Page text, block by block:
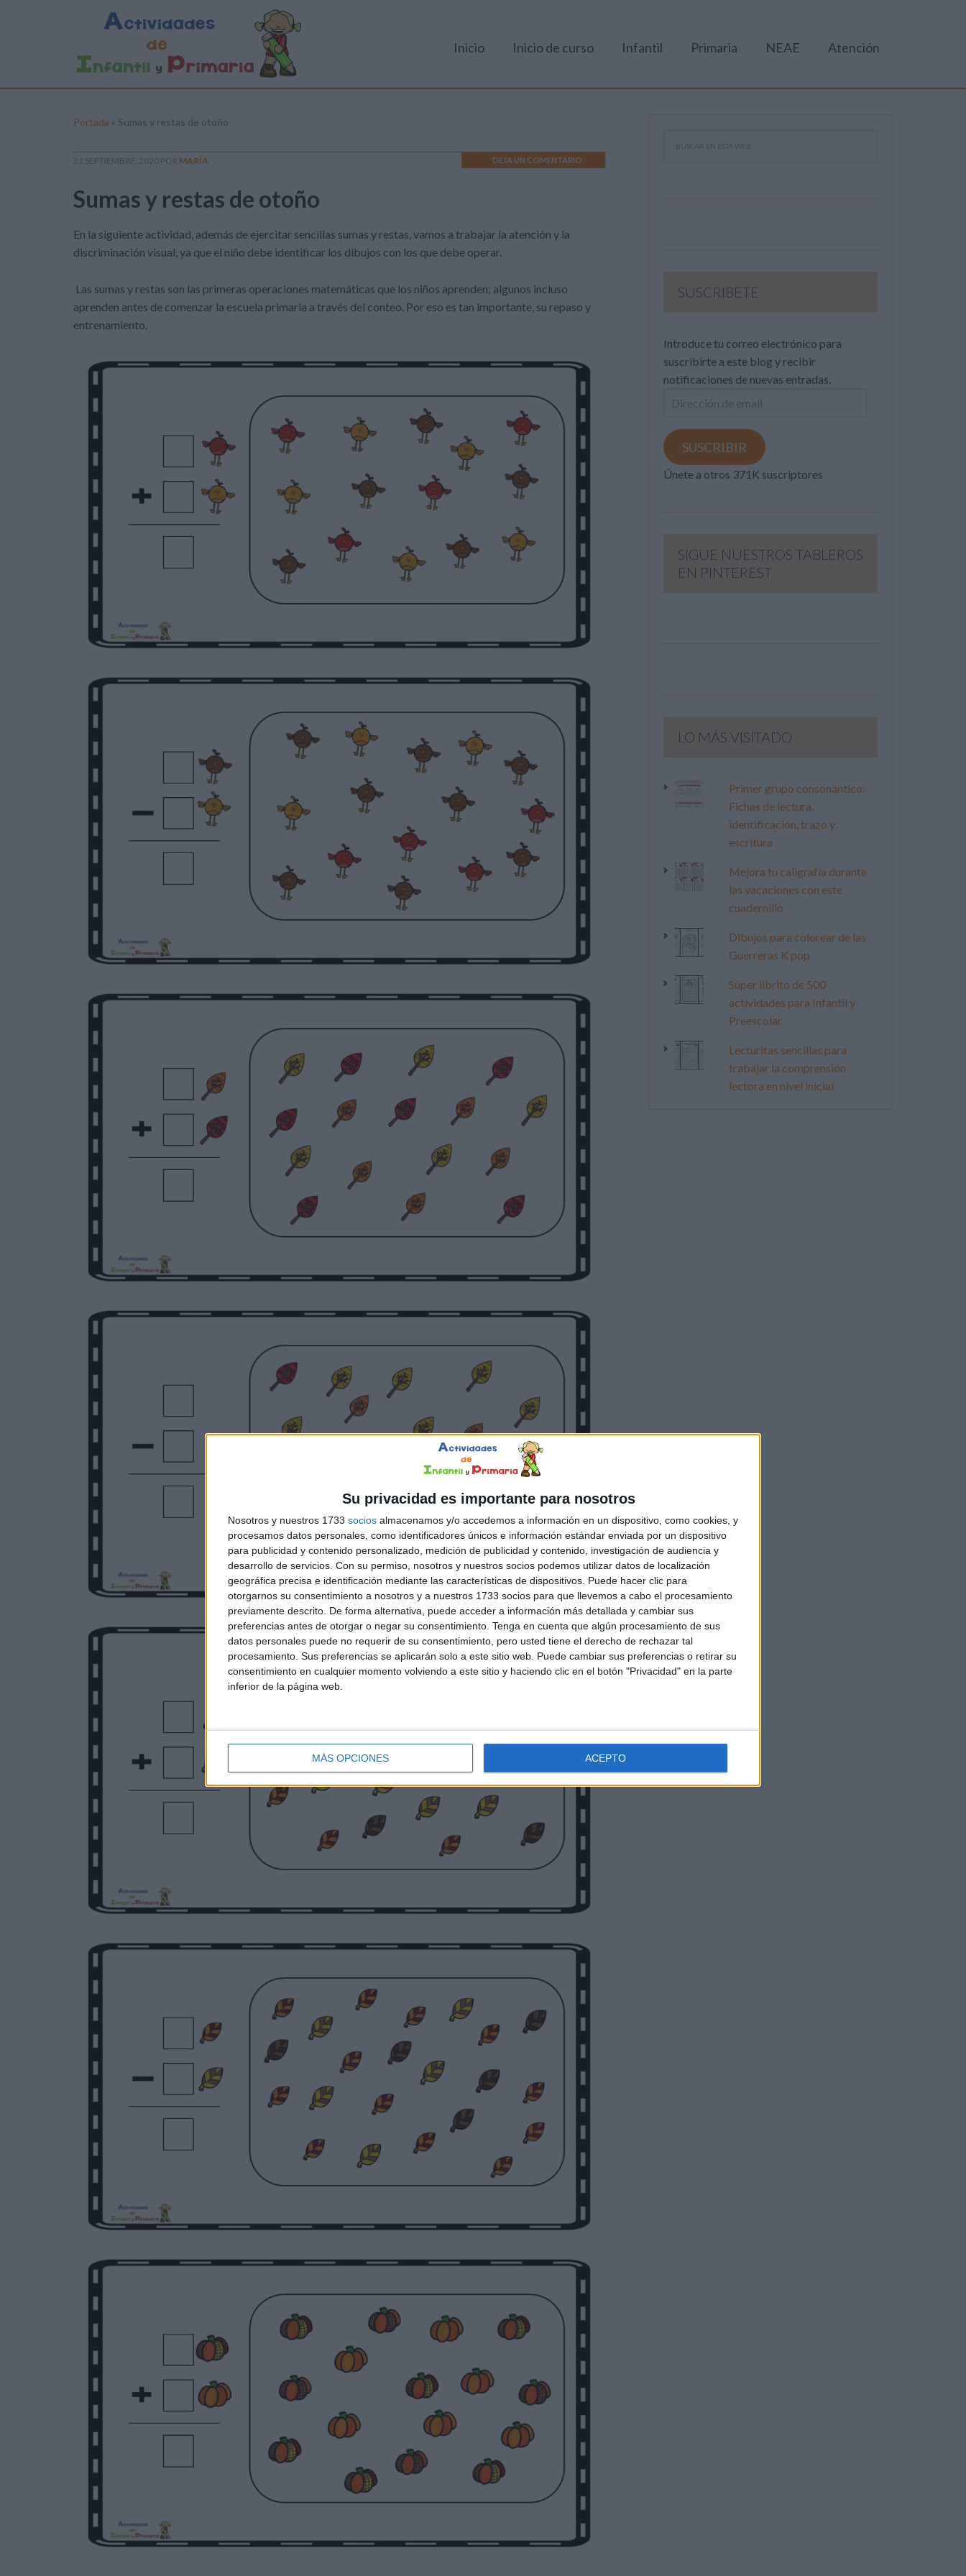
Su privacidad es importante para nosotros
Nosotros y nuestros 1733 socios almacenamos y/o accedemos a información en un dispositivo, como cookies, y
procesamos datos personales, como identificadores únicos e información estándar enviada por un dispositivo
para publicidad y contenido personalizado, medición de publicidad y contenido, investigación de audiencia y
desarrollo de servicios. Con su permiso, nosotros y nuestros socios podemos utilizar datos de localización
geográfica precisa e identificación mediante las características de dispositivos. Puede hacer clic para
otorgarnos su consentimiento a nosotros y a nuestros 1733 socios para que llevemos a cabo el procesamiento
previamente descrito. De forma alternativa, puede acceder a información más detallada y cambiar sus
preferencias antes de otorgar o negar su consentimiento. Tenga en cuenta que algún procesamiento de sus
datos personales puede no requerir de su consentimiento, pero usted tiene el derecho de rechazar tal
procesamiento. Sus preferencias se aplicarán solo a este sitio web. Puede cambiar sus preferencias o retirar su
consentimiento en cualquier momento volviendo a este sitio y haciendo clic en el botón "Privacidad" en la parte
inferior de la página web.
MÁS OPCIONES ACEPTO
Inicio Inicio de curso Infantil Primaria NEAE Atención
Portada » Sumas y restas de otoño
21 SEPTIEMBRE, 2020 POR MARÍA DEJA UN COMENTARIO
Sumas y restas de otoño
En la siguiente actividad, además de ejercitar sencillas sumas y restas, vamos a trabajar la atención y la
discriminación visual, ya que el niño debe identificar los dibujos con los que debe operar.
Las sumas y restas son las primeras operaciones matemáticas que los niños aprenden; algunos incluso
aprenden antes de comenzar la escuela primaria a través del conteo. Por eso es tan importante, su repaso y
entrenamiento.
SUSCRIBETE
Introduce tu correo electrónico para
suscribirte a este blog y recibir
notificaciones de nuevas entradas.
Dirección
email
SUSCRIBIR
Únete a otros 371K suscriptores
SIGUE NUESTROS TABLEROS
EN PINTEREST
LO MÁS VISITADO
Primer grupo consonántico:
Fichas de lectura,
identificación, trazo y
escritura
Mejora tu caligrafía durante
las vacaciones con este
cuadernillo
Dibujos para colorear de las
Guerreras K pop
Súper librito de 500
actividades para Infantil y
Preescolar
Lecturitas sencillas para
trabajar la comprensión
lectora en nivel inicial